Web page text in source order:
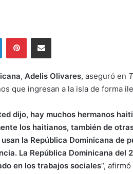
LinkedInPinterestShare via Email
, Adelis Olivares, aseguró en
que ingresan a la isla de forma
dijo, hay muchos hermanos
los haitianos, también de
la República Dominicana de
La República Dominicana del
en los trabajos sociales“,